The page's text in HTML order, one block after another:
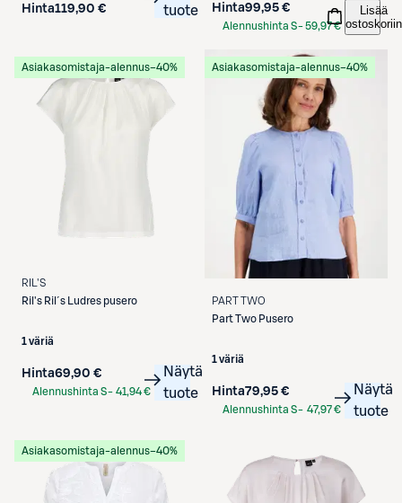
Hinta119,90 €
tuote
Hinta99,95 €
Alennushinta S-59,97 €
Lisää
ostoskoriin
Asiakasomistaja-alennus−40%
RIL'S
Ril's Ril´s Ludres pusero
1 väriä
Hinta69,90 €
Alennushinta S- 41,94 €
Näytä
tuote
Asiakasomistaja-alennus−40%
PART TWO
Part Two Pusero
1 väriä
Hinta79,95 €
Alennushinta S- 47,97 €
Näytä
tuote
Asiakasomistaja-alennus−40%